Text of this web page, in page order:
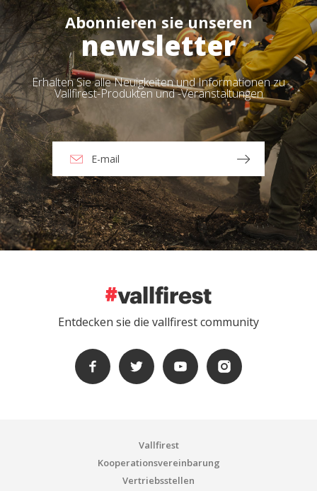
Abonnieren sie unseren
newsletter
Erhalten Sie alle Neuigkeiten und Informationen zu
Vallfirest-Produkten und -Veranstaltungen
Entdecken sie die vallfirest community
Vallfirest
Kooperationsvereinbarung
Vertriebsstellen